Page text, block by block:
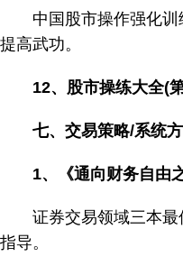
中国股市操作强化训
提高武功。
12、股市操练大全(
七、交易策略/系统
1、《通向财务自由
证券交易领域三本最
指导。